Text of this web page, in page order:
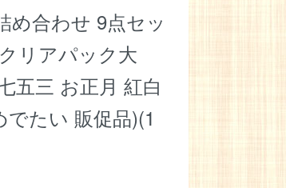
め合わせ 9点セッ
リアパック大
五三 お正月 紅白
たい 販促品)(1